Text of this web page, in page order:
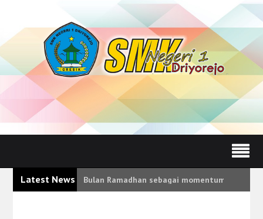
Latest News Bulan Ramadhan sebagai momentum